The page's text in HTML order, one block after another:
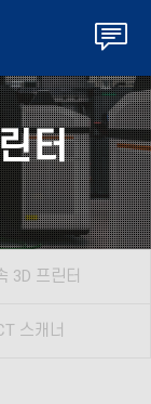
터
3D 프린터
스캐너